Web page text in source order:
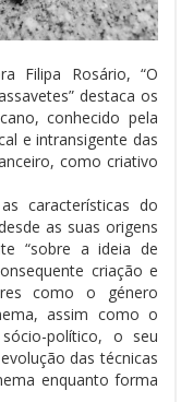
Filipa Rosário, “O
destaca os
conhecido pela
e intransigente das
como criativo
características do
as suas origens
“sobre a ideia de
criação e
como o género
assim como o
político, o seu
das técnicas
enquanto forma